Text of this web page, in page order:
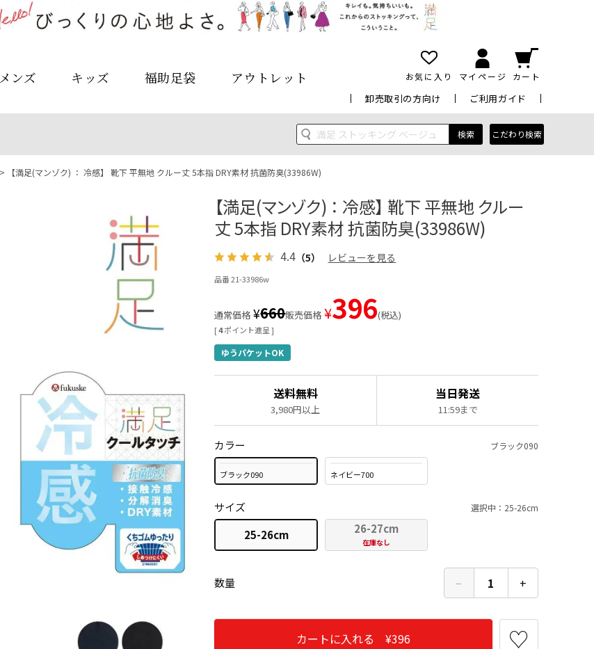
メンズ キッズ 福助足袋 アウトレット お気に入り マイページ カート
卸売取引の方向け ご利用ガイド
検索 こだわり検索
【満足(マンゾク) ： 冷感】 靴下 平無地 クルー丈 5本指 DRY素材 抗菌防臭(33986W)
【満足(マンゾク) ： 冷感】 靴下 平無地 クルー
丈 5本指 DRY素材 抗菌防臭(33986W)
4.4 （5） レビューを見る
品番 21-33986w
[4ポイント進呈 ]
通常価格 ¥660販売価格 ¥396 税込
ゆうパケットOK
送料無料
3,980円以上
当日発送
11:59まで
カラー ブラック090
ブラック090 ネイビー700
サイズ 選択中：25-26cm
25-26cm 26-27cm
在庫なし
数量 − 1 +
カートに入れる ¥396